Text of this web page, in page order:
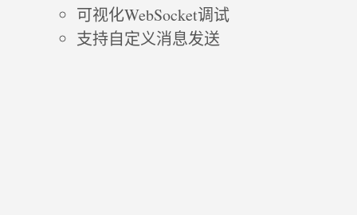
可视化WebSocket调试
支持自定义消息发送